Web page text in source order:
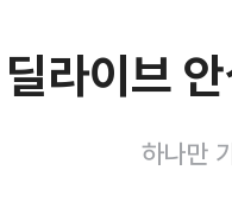
라이브
하나만